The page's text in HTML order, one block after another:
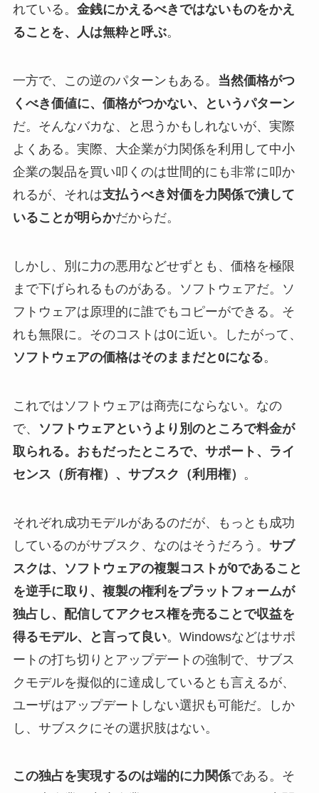
れている。 金銭にかえるべきではないものをかえ
ることを、人は無粋と呼ぶ。
一方で、この逆のパターンもある。 当然価格がつ
くべき価値に、価格がつかない、というパターン
だ。そんなバカな、と思うかもしれないが、実際
よくある。実際、大企業が力関係を利用して中小
企業の製品を買い叩くのは世間的にも非常に叩か
れるが、それは支払うべき対価を力関係で潰して
いることが明らかだからだ。
しかし、別に力の悪用などせずとも、価格を極限
まで下げられるものがある。ソフトウェアだ。ソ
フトウェアは原理的に誰でもコピーができる。そ
れも無限に。そのコストは0に近い。したがって、
ソフトウェアの価格はそのままだと0になる。
これではソフトウェアは商売にならない。なの
で、
ソフトウェアというより別のところで料金が
取られる。おもだったところで、サポート、ライ
センス（所有権）、サブスク（利用権）
。
それぞれ成功モデルがあるのだが、もっとも成功
しているのがサブスク、なのはそうだろう。 サブ
スクは、ソフトウェアの複製コストが0であること
を逆手に取り、複製の権利をプラットフォームが
独占し、配信してアクセス権を売ることで収益を
得るモデル、と言って良い。Windowsなどはサポ
ートの打ち切りとアップデートの強制で、サブス
クモデルを擬似的に達成しているとも言えるが、
ユーザはアップデートしない選択も可能だ。しか
し、サブスクにその選択肢はない。
この独占を実現するのは端的に力関係である。そ